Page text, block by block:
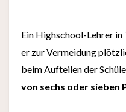
Ein Highschool-Lehrer in
er zur Vermeidung
beim Aufteilen der
von sechs oder sieben